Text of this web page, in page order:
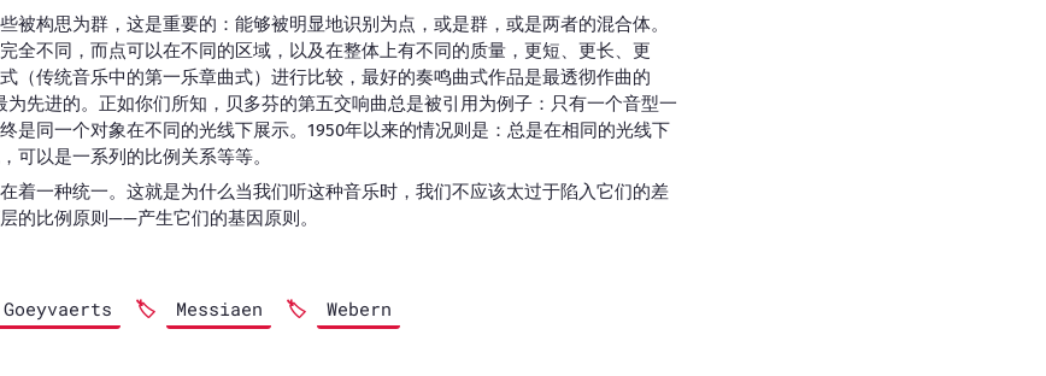
被构思为群，这是重要的：能够被明显地识别为点，或是群，或是两者的混合体。
全不同，而点可以在不同的区域，以及在整体上有不同的质量，更短、更长、更
（传统音乐中的第一乐章曲式）进行比较，最好的奏鸣曲式作品是最透彻作曲的
先进的。正如你们所知，贝多芬的第五交响曲总是被引用为例子：只有一个音型一
是同一个对象在不同的光线下展示。1950年以来的情况则是：总是在相同的光线下
可以是一系列的比例关系等等。
着一种统一。这就是为什么当我们听这种音乐时，我们不应该太过于陷入它们的差
的比例原则——产生它们的基因原则。
Goeyvaerts Messiaen Webern